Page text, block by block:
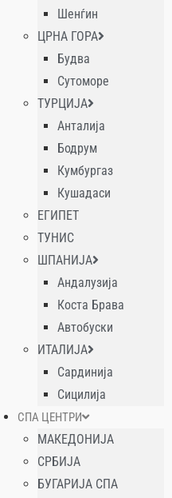
Шенѓин
ЦРНА ГОРА
Будва
Сутоморе
ТУРЦИЈА
Анталија
Бодрум
Кумбургаз
Кушадаси
ЕГИПЕТ
ТУНИС
ШПАНИЈА
Андалузија
Коста Брава
Автобуски
ИТАЛИЈА
Сардинија
Сицилија
СПА ЦЕНТРИ
МАКЕДОНИЈА
СРБИЈА
БУГАРИЈА СПА